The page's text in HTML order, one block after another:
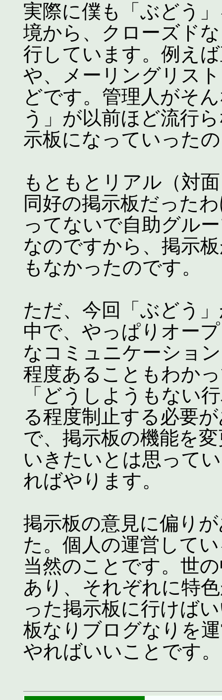
実際に僕も「ぶどう
境から、クローズド
行しています。例え
や、メーリングリス
どです。管理人がそ
う」が以前ほど流行
示板になっていった
もともとリアル（対
同好の掲示板だった
ってないで自助グル
なのですから、掲示
もなかったのです。
ただ、今回「ぶどう
中で、やっぱりオー
なコミュニケーショ
程度あることもわか
「どうしようもない
る程度制止する必要
で、掲示板の機能を
いきたいとは思って
ればやります。
掲示板の意見に偏り
た。個人の運営して
当然のことです。世
あり、それぞれに特
った掲示板に行けば
板なりブログなりを
やればいいことです。